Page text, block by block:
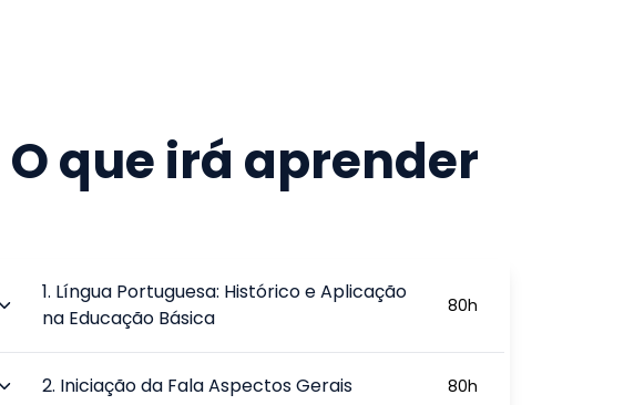
O que irá aprender
1. Língua Portuguesa: Histórico e Aplicação
na Educação Básica
80h
2. Iniciação da Fala Aspectos Gerais 80h